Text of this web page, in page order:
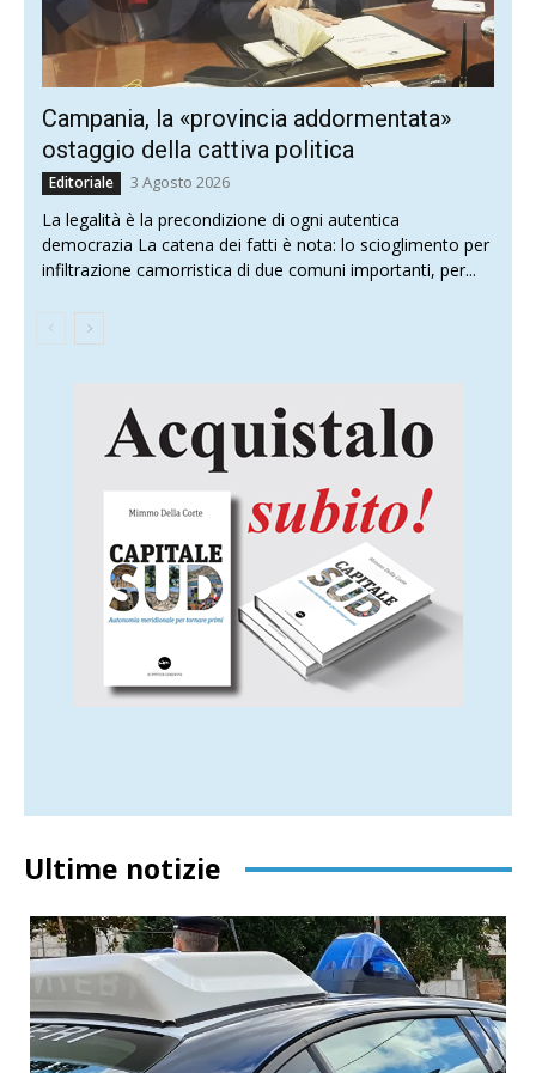
Campania, la «provincia addormentata»
ostaggio della cattiva politica
Editoriale 3 Agosto 2026
La legalità è la precondizione di ogni autentica
democrazia La catena dei fatti è nota: lo scioglimento per
infiltrazione camorristica di due comuni importanti, per...
Ultime notizie